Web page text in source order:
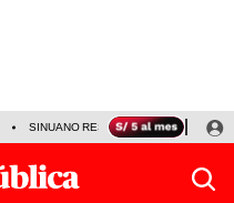
SINUANO RESULTADOS HOY